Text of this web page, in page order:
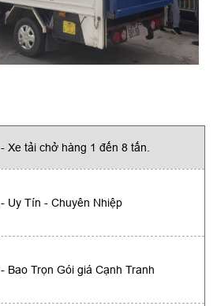
- Xe tải chở hàng 1 đến 8 tấn.
- Uy Tín - Chuyên Nhiệp
- Bao Trọn Gói giá Cạnh Tranh